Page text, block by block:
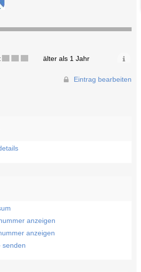
älter als 1 Jahr
Eintrag bearbeiten
anzeigen
anzeigen
senden